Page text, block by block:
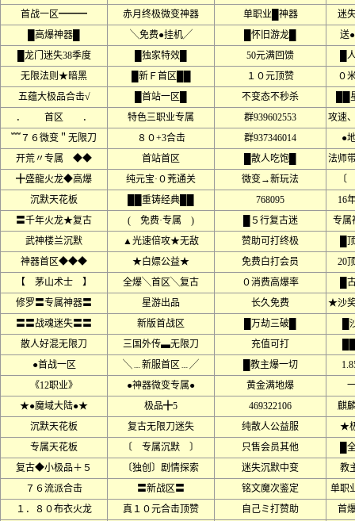
首战一区━━━
赤月终极微变神器 单职业█神器
迷
█高爆神器█
╲免费●挂机╱ █怀旧游龙█
送
█龙门迷失38季度
█独家特效█ 50元满回馈
█
无限法则★暗黑
█新Ｆ首区██ １０元顶赞
０
五蕴大极品合击√
█首站一区█ 不变态不秒杀
██
． 首区 ．
特色三职业专属 群939602553
攻速
﹌７６微变＂无限刀
８０+3合击 群937346014
●
开荒〃专属 ◆◆
首站首区 █散人吃饱█
法师
╋盛龍火龙◆高爆
纯元宝·０茺通关 微变→新玩法
沉默天花板
██重铸经典██ 768095
16
〓千年火龙★复古
( 免费·专属 ) █５行复古迷
专属
武神楼兰沉默
▲光速倍攻★无敌 赞助可打终极
█
神器首区◆◆◆
★白嫖公益★ 免费白打会员
20
【 茅山术士 】
全爆╲首区╲复古 ０消费高爆率
█
修罗〓专属神器〓
星游出品 长久免费
★沙
〓〓战魂迷失〓〓
新版首战区 █万劫三破█
█
散人好混无限刀
三国外传▃无限刀 充值可打
●首战一区
╲﹍新服首区﹍╱ █教主爆一切
《12职业》
●神器微变专属● 黄金满地爆
★●魔域大陆●★
极品╋5 469322106
麒
沉默天花板
复古无限刀迷失 纯散人公益服
★
专属天花板
〔 专属沉默 〕 只售会员其他
█
复古◆小极品＋５
〔独创〕剧情探索 迷失沉默中变
教
７６流派合击
〓新战区〓 铭文魔次鉴定
单职
１．８０布衣火龙
真１０元合击顶赞 自己ミ打赞助
首